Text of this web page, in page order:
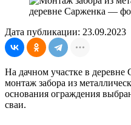
Дата публикации: 23.09.2023
На дачном участке в
монтаж забора из
основания ограждения
сваи.